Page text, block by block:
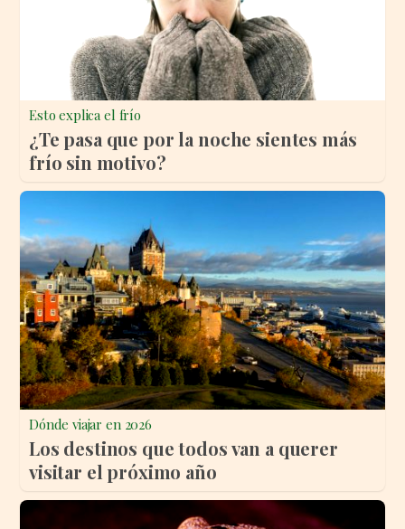
Esto explica el frío
¿Te pasa que por la noche sientes más
frío sin motivo?
Dónde viajar en 2026
Los destinos que todos van a querer
visitar el próximo año